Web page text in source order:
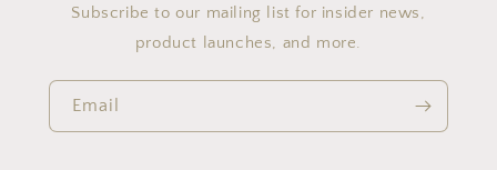
Subscribe to our mailing list for insider news,
product launches, and more.
Email